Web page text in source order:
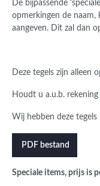
De bijpassende
opmerkingen de naam,
aangeven. Dit zal dan
Deze tegels zijn alleen
Houdt u a.u.b.
Wij hebben deze
PDF bestand
Speciale items, prijs is